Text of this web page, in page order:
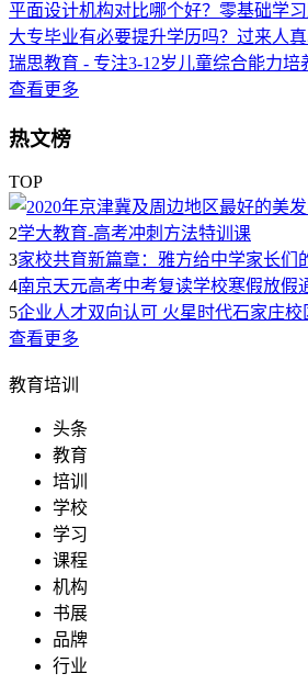
平面设计机构对比哪个好？零基础学
大专毕业有必要提升学历吗？过来人
瑞思教育 - 专注3-12岁儿童综合能力培
查看更多
热文榜
TOP
2学大教育-高考冲刺方法特训课
3家校共育新篇章：雅方给中学家长们
4南京天元高考中考复读学校寒假放假
5企业人才双向认可 火星时代石家庄
查看更多
教育培训
头条
教育
培训
学校
学习
课程
机构
书展
品牌
行业